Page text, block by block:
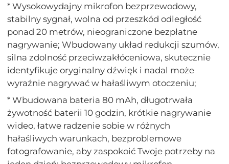
* Wysokowydajny mikrofon bezprzewodowy,
stabilny sygnał, wolna od przeszkód odległość
ponad 20 metrów, nieograniczone bezpłatne
nagrywanie; Wbudowany układ redukcji szumów,
silna zdolność przeciwzakłóceniowa, skutecznie
identyfikuje oryginalny dźwięk i nadal może
wyraźnie nagrywać w hałaśliwym otoczeniu;
* Wbudowana bateria 80 mAh, długotrwała
żywotność baterii 10 godzin, krótkie nagrywanie
wideo, łatwe radzenie sobie w różnych
hałaśliwych warunkach, bezproblemowe
fotografowanie, aby zaspokoić Twoje potrzeby na